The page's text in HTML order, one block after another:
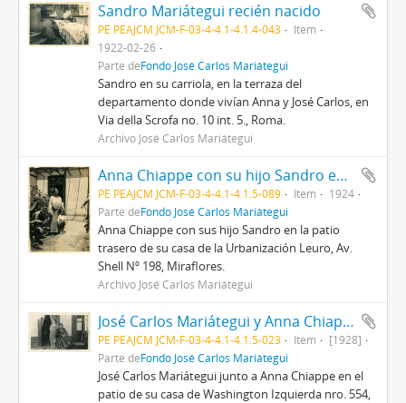
Sandro Mariátegui recién nacido
PE PEAJCM JCM-F-03-4-4.1-4.1.4-043
Item
1922-02-26
Parte deFondo José Carlos Mariátegui
Sandro en su carriola, en la terraza del
departamento donde vivían Anna y José Carlos, en
Via della Scrofa no. 10 int. 5., Roma.
Archivo José Carlos Mariátegui
Anna Chiappe con su hijo Sandro en el barrio del Leuro
PE PEAJCM JCM-F-03-4-4.1-4.1.5-089 Item
1924
Parte deFondo José Carlos Mariátegui
Anna Chiappe con sus hijo Sandro en la patio
trasero de su casa de la Urbanización Leuro, Av.
Shell Nº 198, Miraflores.
Archivo José Carlos Mariátegui
José Carlos Mariátegui y Anna Chiappe
PE PEAJCM JCM-F-03-4-4.1-4.1.5-023 Item
[1928]
Parte deFondo José Carlos Mariátegui
José Carlos Mariátegui junto a Anna Chiappe en el
patio de su casa de Washington Izquierda nro. 554,